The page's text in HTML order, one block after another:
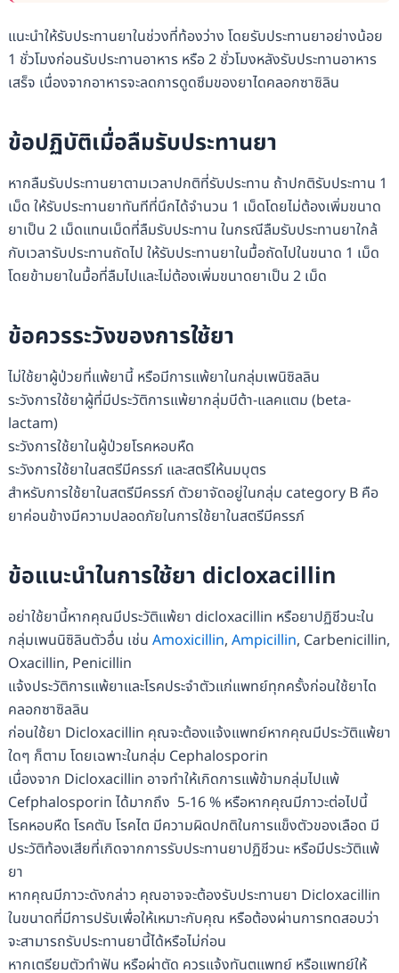
แนะนำให้รับประทานยาในช่วงที่ท้องว่าง โดยรับประทานยาอย่างน้อย
1 ชั่วโมงก่อนรับประทานอาหาร หรือ 2 ชั่วโมงหลังรับประทานอาหาร
เสร็จ เนื่องจากอาหารจะลดการดูดซึมของยาไดคลอกซาซิลิน
ข้อปฏิบัติเมื่อลืมรับประทานยา
หากลืมรับประทานยาตามเวลาปกติที่รับประทาน ถ้าปกติรับประทาน 1
เม็ด ให้รับประทานยาทันทีที่นึกได้จำนวน 1 เม็ดโดยไม่ต้องเพิ่มขนาด
ยาเป็น 2 เม็ดแทนเม็ดที่ลืมรับประทาน ในกรณีลืมรับประทานยาใกล้
กับเวลารับประทานถัดไป ให้รับประทานยาในมื้อถัดไปในขนาด 1 เม็ด
โดยข้ามยาในมื้อที่ลืมไปและไม่ต้องเพิ่มขนาดยาเป็น 2 เม็ด
ข้อควรระวังของการใช้ยา
ไม่ใช้ยาผู้ป่วยที่แพ้ยานี้ หรือมีการแพ้ยาในกลุ่มเพนิซิลลิน
ระวังการใช้ยาผู้ที่มีประวัติการแพ้ยากลุ่มบีต้า-แลคแตม (beta-
lactam)
ระวังการใช้ยาในผู้ป่วยโรคหอบหืด
ระวังการใช้ยาในสตรีมีครรภ์ และสตรีให้นมบุตร
สำหรับการใช้ยาในสตรีมีครรภ์ ตัวยาจัดอยู่ในกลุ่ม category B คือ
ยาค่อนข้างมีความปลอดภัยในการใช้ยาในสตรีมีครรภ์
ข้อแนะนำในการใช้ยา dicloxacillin
อย่าใช้ยานี้หากคุณมีประวัติแพ้ยา dicloxacillin หรือยาปฏิชีวนะใน
กลุ่มเพนนิซิลินตัวอื่น เช่น Amoxicillin, Ampicillin, Carbenicillin,
Oxacillin, Penicillin
แจ้งประวัติการแพ้ยาและโรคประจำตัวแก่แพทย์ทุกครั้งก่อนใช้ยาได
คลอกซาซิลลิน
ก่อนใช้ยา Dicloxacillin คุณจะต้องแจ้งแพทย์หากคุณมีประวัติแพ้ยา
ใดๆ ก็ตาม โดยเฉพาะในกลุ่ม Cephalosporin
เนื่องจาก Dicloxacillin อาจทำให้เกิดการแพ้ข้ามกลุ่มไปแพ้
Cefphalosporin ได้มากถึง 5-16 % หรือหากคุณมีภาวะต่อไปนี้
โรคหอบหืด โรคตับ โรคไต มีความผิดปกติในการแข็งตัวของเลือด มี
ประวัติท้องเสียที่เกิดจากการรับประทานยาปฏิชีวนะ หรือมีประวัติแพ้
ยา
หากคุณมีภาวะดังกล่าว คุณอาจจะต้องรับประทานยา Dicloxacillin
ในขนาดที่มีการปรับเพื่อให้เหมาะกับคุณ หรือต้องผ่านการทดสอบว่า
จะสามารถรับประทานยานี้ได้หรือไม่ก่อน
หากเตรียมตัวทำฟัน หรือผ่าตัด ควรแจ้งทันตแพทย์ หรือแพทย์ให้